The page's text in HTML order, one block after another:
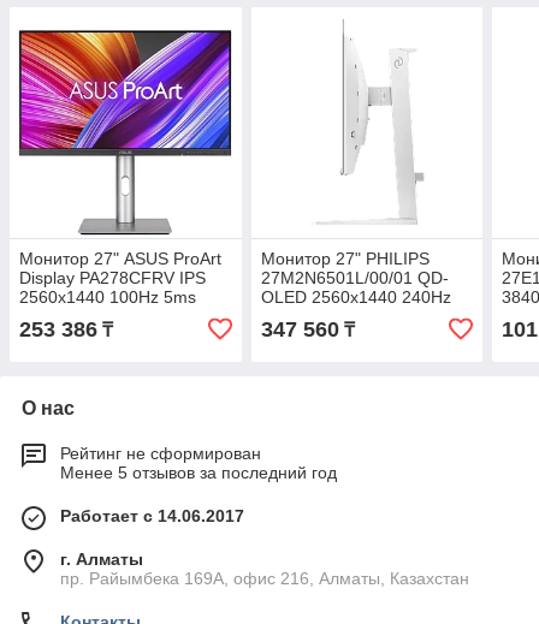
Монитор 27" ASUS ProArt
Display PA278CFRV IPS
2560x1440 100Hz 5ms
350cd/m 1000:1 1xHDMI
2xDP 1xUSB-C
253 386 ₸
Монитор 27" PHILIPS
27M2N6501L/00/01 QD-
OLED 2560x1440 240Hz
0,03мс 400кд/м 1,5M:1
2xHDMI 1xDP Белый
347 560₸
О нас
Рейтинг не сформирован
Менее 5 отзывов за последний год
Работает с 14.06.2017
г. Алматы
пр. Райымбека 169А, офис 216, Алматы, Казахстан